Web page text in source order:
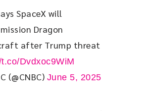
SpaceX will
Dragon
after Trump threat
Dvdxoc9WiM
(@CNBC) June 5, 2025